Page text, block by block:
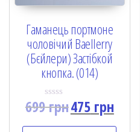
Гаманець портмоне
чоловічий Baellerry
(Бєйлери) Застібкой
кнопка. (014)
R
699грн475грн